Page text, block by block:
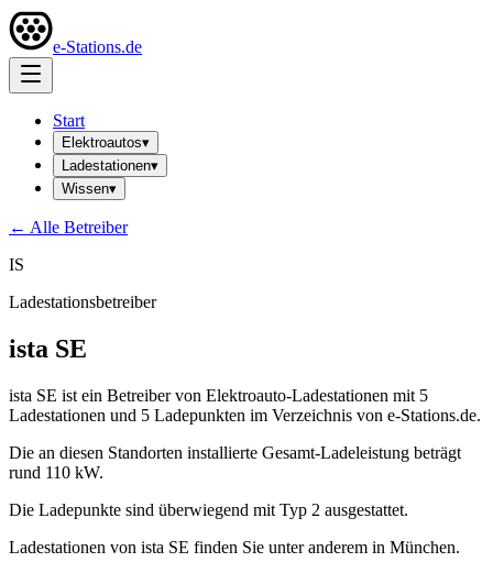
e-Stations.de
Start
Elektroautos▾
Ladestationen▾
Wissen▾
← Alle Betreiber
IS
Ladestationsbetreiber
ista SE
ista SE ist ein Betreiber von Elektroauto-Ladestationen mit 5
Ladestationen und 5 Ladepunkten im Verzeichnis von e-Stations.de.
Die an diesen Standorten installierte Gesamt-Ladeleistung beträgt
rund 110 kW.
Die Ladepunkte sind überwiegend mit Typ 2 ausgestattet.
Ladestationen von ista SE finden Sie unter anderem in München.